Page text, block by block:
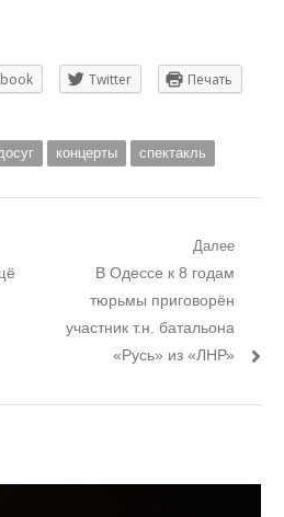
Twitter Печать
концерты спектакль
Далее
Следующий
пост:
В Одессе к 8 годам
тюрьмы приговорён
участник т.н. батальона
«Русь» из «ЛНР»